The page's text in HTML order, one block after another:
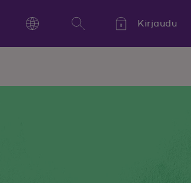
Kieli,
Language Hae
Kirjaudu